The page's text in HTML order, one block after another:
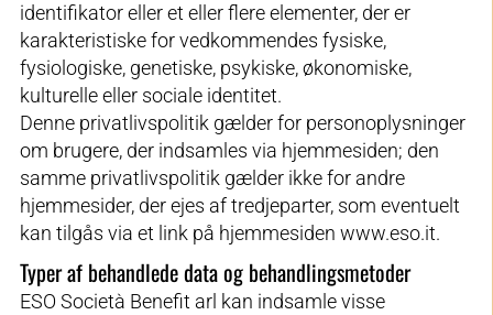
identifikator eller et eller flere elementer, der er
karakteristiske for vedkommendes fysiske,
fysiologiske, genetiske, psykiske, økonomiske,
kulturelle eller sociale identitet.
Denne privatlivspolitik gælder for personoplysninger
om brugere, der indsamles via hjemmesiden; den
samme privatlivspolitik gælder ikke for andre
hjemmesider, der ejes af tredjeparter, som eventuelt
kan tilgås via et link på hjemmesiden www.eso.it.
Typer af behandlede data og behandlingsmetoder
ESO Società Benefit arl kan indsamle visse